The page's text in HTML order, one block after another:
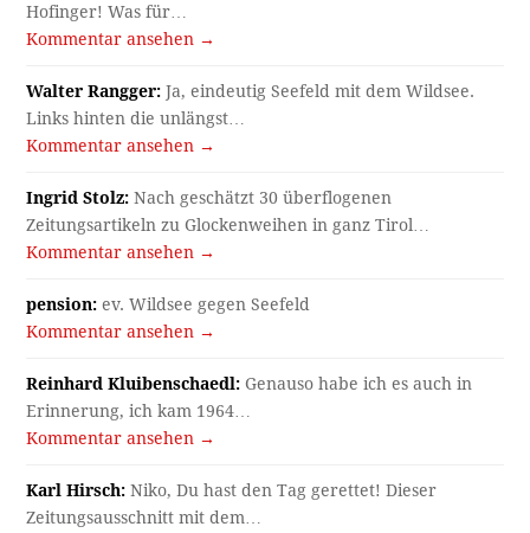
Hofinger! Was für…
Kommentar ansehen →
Walter Rangger: Ja, eindeutig Seefeld mit dem Wildsee.
Links hinten die unlängst…
Kommentar ansehen →
Ingrid Stolz: Nach geschätzt 30 überflogenen
Zeitungsartikeln zu Glockenweihen in ganz Tirol…
Kommentar ansehen →
pension: ev. Wildsee gegen Seefeld
Kommentar ansehen →
Reinhard Kluibenschaedl: Genauso habe ich es auch in
Erinnerung, ich kam 1964…
Kommentar ansehen →
Karl Hirsch: Niko, Du hast den Tag gerettet! Dieser
Zeitungsausschnitt mit dem…